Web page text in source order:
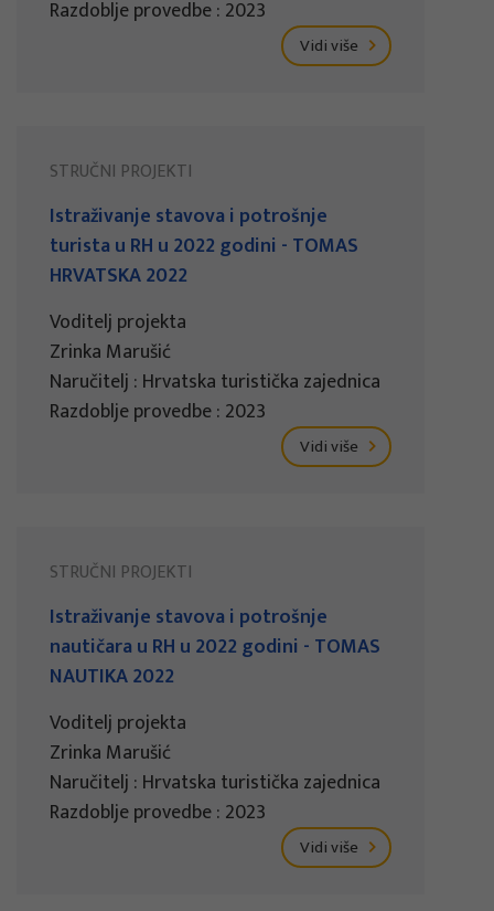
Razdoblje provedbe : 2023
Vidi više
STRUČNI PROJEKTI
Istraživanje stavova i potrošnje
turista u RH u 2022 godini - TOMAS
HRVATSKA 2022
Voditelj projekta
Zrinka Marušić
Naručitelj : Hrvatska turistička zajednica
Razdoblje provedbe : 2023
Vidi više
STRUČNI PROJEKTI
Istraživanje stavova i potrošnje
nautičara u RH u 2022 godini - TOMAS
NAUTIKA 2022
Voditelj projekta
Zrinka Marušić
Naručitelj : Hrvatska turistička zajednica
Razdoblje provedbe : 2023
Vidi više